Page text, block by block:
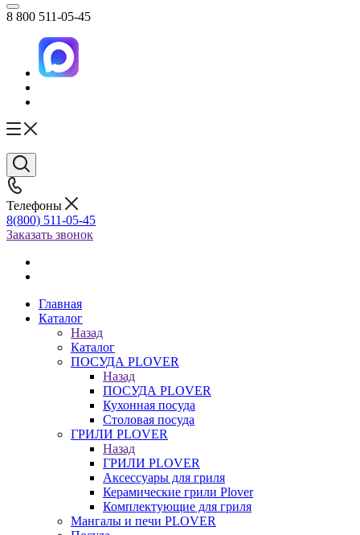
8 800 511-05-45
Телефоны
8(800) 511-05-45
Заказать звонок
Главная
Каталог
Назад
Каталог
ПОСУДА PLOVER
Назад
ПОСУДА PLOVER
Кухонная посуда
Столовая посуда
ГРИЛИ PLOVER
Назад
ГРИЛИ PLOVER
Аксессуары для гриля
Керамические грили Plover
Комплектующие для гриля
Мангалы и печи PLOVER